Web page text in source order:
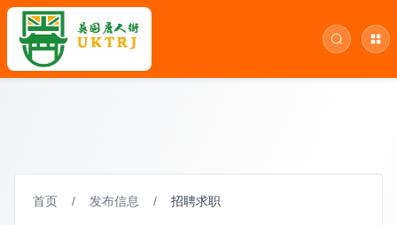
首页 / 发布信息 / 招聘求职